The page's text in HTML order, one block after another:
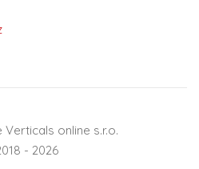
online s.r.o.
- 2026